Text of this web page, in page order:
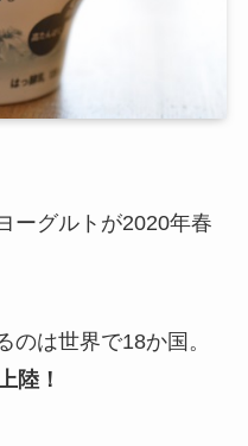
ーグルトが2020年春
のは世界で18か国。
陸！